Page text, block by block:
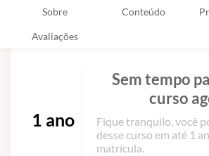
Sobre Conteúdo
Avaliações
1 ano
Sem tempo
curso
Fique tranquilo, você
desse curso em até 1
matrícula.